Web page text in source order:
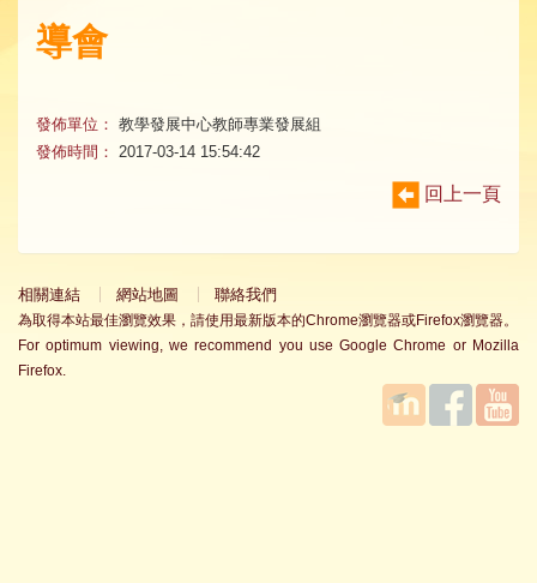
導會
發佈單位： 教學發展中心教師專業發展組
發佈時間：
2017-03-14 15:54:42
回上一頁
相關連結 網站地圖 聯絡我們
為取得本站最佳瀏覽效果，請使用最新版本的Chrome瀏覽器或Firefox瀏覽器。
For optimum viewing, we recommend you use Google Chrome or Mozilla
Firefox.